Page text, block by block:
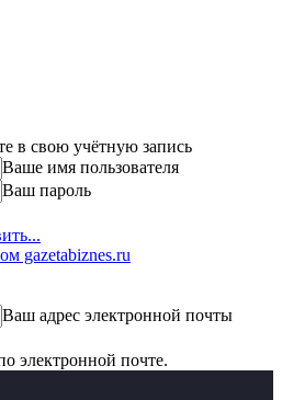
в свою учётную запись
Ваше имя пользователя
Ваш пароль
gazetabiznes.ru
Ваш адрес электронной почты
электронной почте.